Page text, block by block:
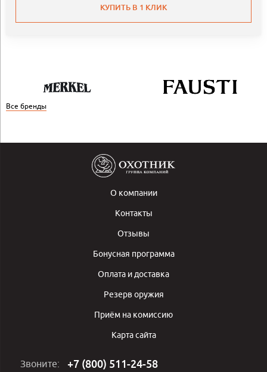
КУПИТЬ В 1 КЛИК
Все бренды
О компании
Контакты
Отзывы
Бонусная программа
Оплата и доставка
Резерв оружия
Приём на комиссию
Карта сайта
Звоните: +7 (800) 511-24-58